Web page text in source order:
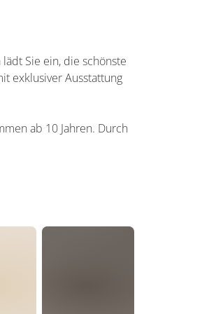
Sie ein, die schönste
exklusiver Ausstattung
ab 10 Jahren. Durch